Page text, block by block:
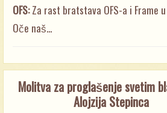
OFS:Za rast bratstava OFS-a i Frame
Oče naš...
Molitva za proglašenje svetim
Alojzija Stepinca